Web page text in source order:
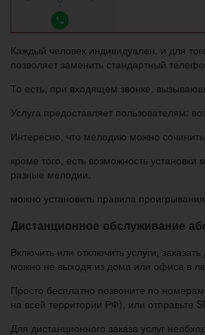
Каждый человек индивидуален, и для
позволяет заменить стандартный
То есть, при входящем звонке,
Услуга предоставляет пользователям:
Интересно, что мелодию можно
кроме того, есть возможность
разные мелодии.
можно установить правила
Дистанционное обслуживание
Включить или отключить услуги,
можно не выходя из дома или офиса в
Просто бесплатно позвоните по
на всей территории РФ), или отправьте
Для дистанционного заказа услуг